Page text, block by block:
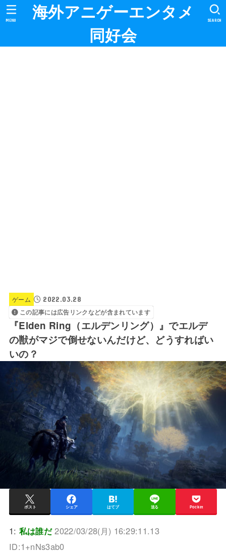
海外アニゲーエンタメ
同好会
SEARCH
MENU
ゲーム
2022.03.28
この記事には広告リンクなどが含まれています
『Elden Ring（エルデンリング）』でエルデ
の獣がマジで倒せないんだけど、どうすればい
いの？
ポスト シェア はてブ 送る Pocket
1: 私は誰だ 2022/03/28(月) 16:29:11.13
ID:1+nNs3ab0